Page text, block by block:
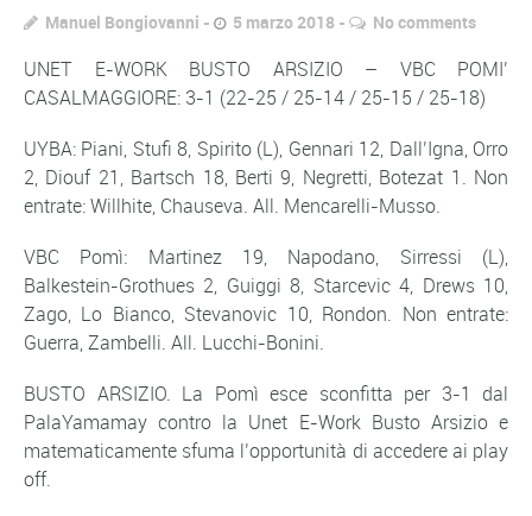
Manuel Bongiovanni 5 marzo 2018 No comments
UNET E-WORK BUSTO ARSIZIO – VBC POMI’
CASALMAGGIORE: 3-1 (22-25 / 25-14 / 25-15 / 25-18)
UYBA: Piani, Stufi 8, Spirito (L), Gennari 12, Dall’Igna, Orro
2, Diouf 21, Bartsch 18, Berti 9, Negretti, Botezat 1. Non
entrate: Willhite, Chauseva. All. Mencarelli-Musso.
VBC Pomì: Martinez 19, Napodano, Sirressi (L),
Balkestein-Grothues 2, Guiggi 8, Starcevic 4, Drews 10,
Zago, Lo Bianco, Stevanovic 10, Rondon. Non entrate:
Guerra, Zambelli. All. Lucchi-Bonini.
BUSTO ARSIZIO. La Pomì esce sconfitta per 3-1 dal
PalaYamamay contro la Unet E-Work Busto Arsizio e
matematicamente sfuma l’opportunità di accedere ai play
off.